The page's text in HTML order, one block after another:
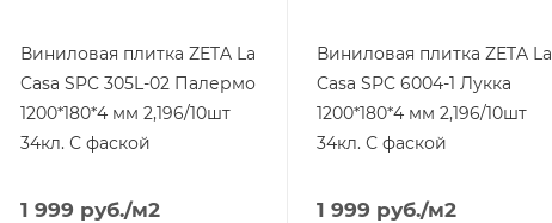
Виниловая плитка ZETA La
Casa SPC 305L-02 Палермо
1200*180*4 мм 2,196/10шт
34кл. С фаской
1 999 руб./м2
Виниловая плитка ZETA La
Casa SPC 6004-1 Лукка
1200*180*4 мм 2,196/10шт
34кл. С фаской
1 999 руб./м2